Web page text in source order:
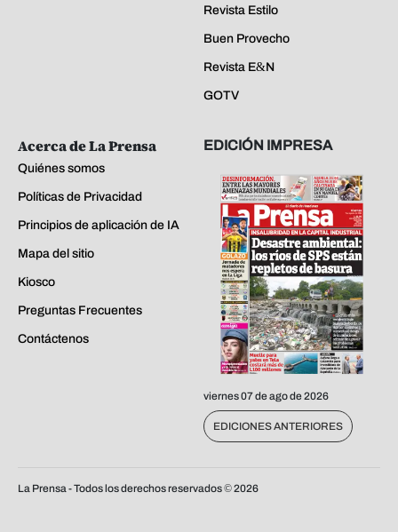
Revista Estilo
Buen Provecho
Revista E&N
GOTV
Acerca de La Prensa
Quiénes somos
Políticas de Privacidad
Principios de aplicación de IA
Mapa del sitio
Kiosco
Preguntas Frecuentes
Contáctenos
EDICIÓN IMPRESA
viernes 07 de ago de 2026
EDICIONES ANTERIORES
La Prensa - Todos los derechos reservados ©2026